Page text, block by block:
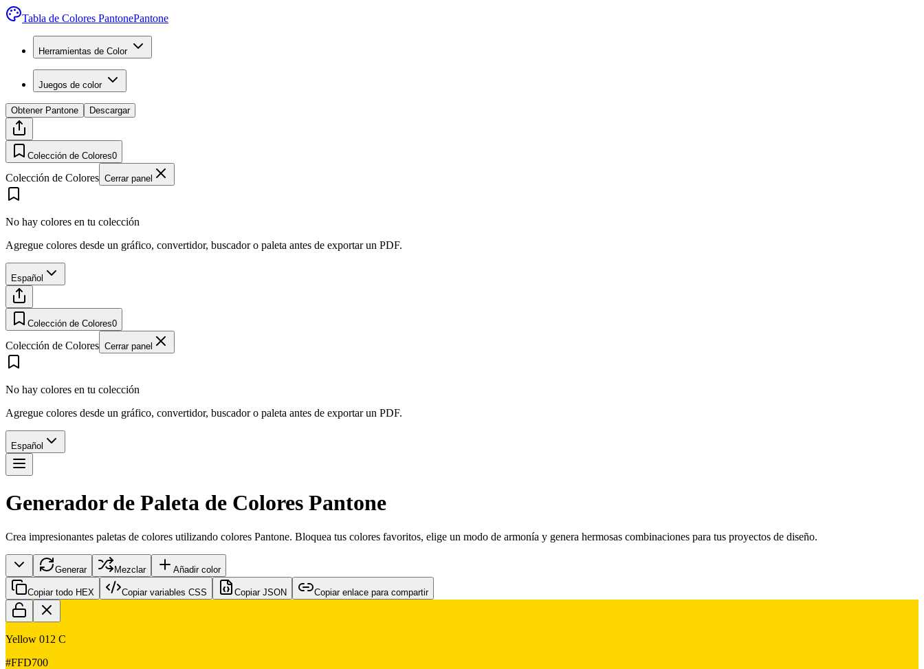
Tabla de Colores PantonePantone
Herramientas de Color
Juegos de color
Obtener Pantone Descargar
Colección de Colores0
Colección de Colores Cerrar panel
No hay colores en tu colección
Agregue colores desde un gráfico, convertidor, buscador o paleta antes de exportar un PDF.
Español
Colección de Colores0
Colección de Colores Cerrar panel
No hay colores en tu colección
Agregue colores desde un gráfico, convertidor, buscador o paleta antes de exportar un PDF.
Español
Generador de Paleta de Colores Pantone
Crea impresionantes paletas de colores utilizando colores Pantone. Bloquea tus colores favoritos, elige un modo de armonía y genera hermosas combinaciones para tus proyectos de diseño.
Generar Mezclar Añadir color
Copiar todo HEX Copiar variables CSS Copiar JSON Copiar enlace para compartir
Yellow 012 C
#FFD700